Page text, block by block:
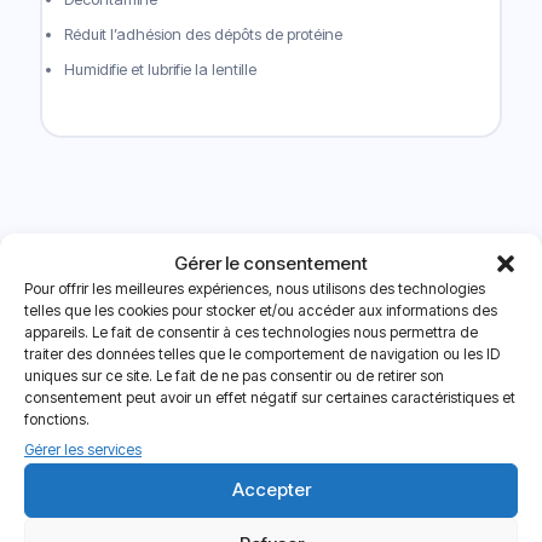
Gérer le consentement
Pour offrir les meilleures expériences, nous utilisons des technologies
telles que les cookies pour stocker et/ou accéder aux informations des
appareils. Le fait de consentir à ces technologies nous permettra de
traiter des données telles que le comportement de navigation ou les ID
uniques sur ce site. Le fait de ne pas consentir ou de retirer son
consentement peut avoir un effet négatif sur certaines caractéristiques et
fonctions.
Gérer les services
Accepter
Réduit l’adhésion des dépôts de protéine
Humidifie et lubrifie la lentille
Avis
Il n’y a encore aucun avis
Seuls les clients connectés ayant acheté ce produit ont la
possibilité de laisser un avis.
Livraison offerte à partir de 120€
Paiements sécurisés
Service client